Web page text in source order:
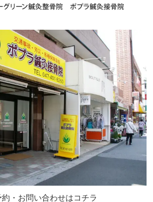
約・お問い合わせはコチラ